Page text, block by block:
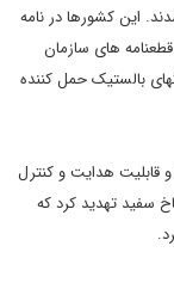
این کشورها در نامه
های سازمان
بالستیک حمل کننده
قابلیت هدایت و کنترل
سفید تهدید کرد که